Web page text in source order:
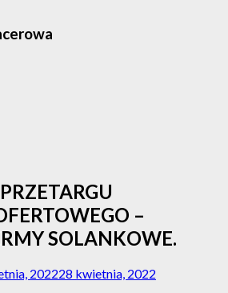
–
SOLANKOWE.
202228 kwietnia, 2022